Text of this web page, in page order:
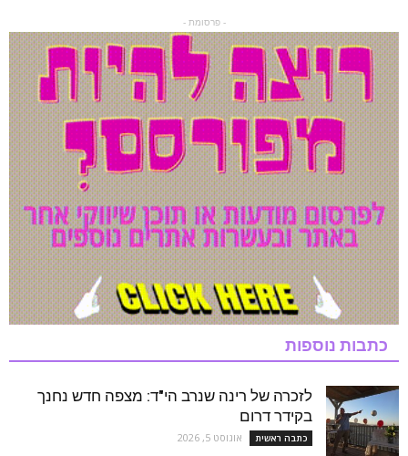
- פרסומת -
כתבות נוספות
לזכרה של רינה שנרב הי"ד: מצפה חדש נחנך
בקידר דרום
כתבה ראשית אוגוסט 5, 2026